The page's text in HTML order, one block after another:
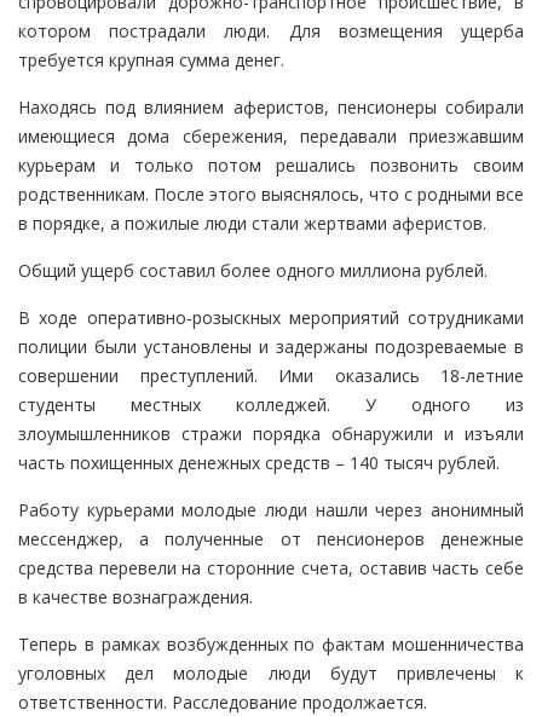
котором пострадали люди. Для возмещения ущерба
требуется крупная сумма денег.
Находясь под влиянием аферистов, пенсионеры собирали
имеющиеся дома сбережения, передавали приезжавшим
курьерам и только потом решались позвонить своим
родственникам. После этого выяснялось, что с родными все
в порядке, а пожилые люди стали жертвами аферистов.
Общий ущерб составил более одного миллиона рублей.
В ходе оперативно-розыскных мероприятий сотрудниками
полиции были установлены и задержаны подозреваемые в
совершении преступлений. Ими оказались 18-летние
студенты местных колледжей. У одного из
злоумышленников стражи порядка обнаружили и изъяли
часть похищенных денежных средств – 140 тысяч рублей.
Работу курьерами молодые люди нашли через анонимный
мессенджер, а полученные от пенсионеров денежные
средства перевели на сторонние счета, оставив часть себе
в качестве вознаграждения.
Теперь в рамках возбужденных по фактам мошенничества
уголовных дел молодые люди будут привлечены к
ответственности. Расследование продолжается.